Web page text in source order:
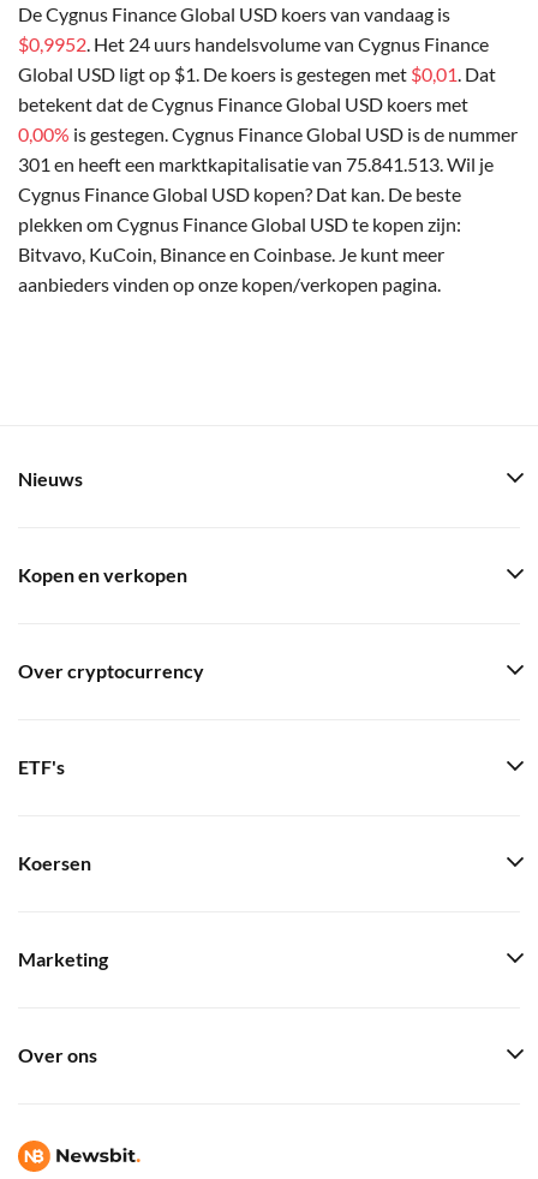
De Cygnus Finance Global USD koers van vandaag is
$0,9952. Het 24 uurs handelsvolume van Cygnus Finance
Global USD ligt op $1. De koers is gestegen met $0,01. Dat
betekent dat de Cygnus Finance Global USD koers met
0,00% is gestegen. Cygnus Finance Global USD is de nummer
301 en heeft een marktkapitalisatie van 75.841.513. Wil je
Cygnus Finance Global USD kopen? Dat kan. De beste
plekken om Cygnus Finance Global USD te kopen zijn:
Bitvavo, KuCoin, Binance en Coinbase. Je kunt meer
aanbieders vinden op onze kopen/verkopen pagina.
Nieuws
Kopen en verkopen
Over cryptocurrency
ETF's
Koersen
Marketing
Over ons